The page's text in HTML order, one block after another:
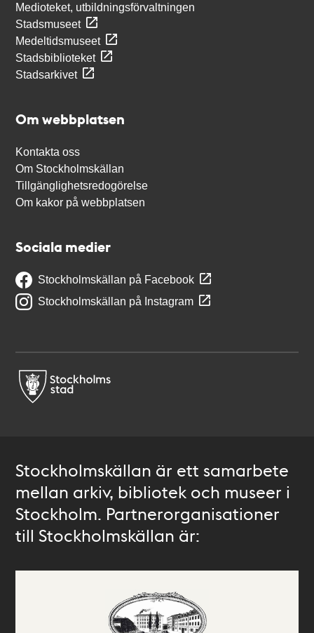
Medioteket, utbildningsförvaltningen
Stadsmuseet
Medeltidsmuseet
Stadsbiblioteket
Stadsarkivet
Om webbplatsen
Kontakta oss
Om Stockholmskällan
Tillgänglighetsredogörelse
Om kakor på webbplatsen
Sociala medier
Stockholmskällan på Facebook
Stockholmskällan på Instagram
Stockholmskällan är ett samarbete
mellan arkiv, bibliotek och museer i
Stockholm. Partnerorganisationer
till Stockholmskällan är: